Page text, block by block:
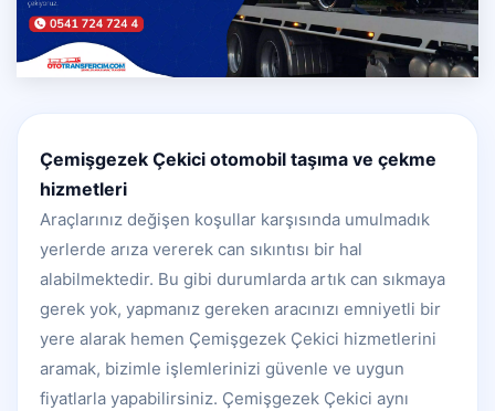
Çemişgezek Çekici otomobil taşıma ve çekme
hizmetleri
Araçlarınız değişen koşullar karşısında umulmadık
yerlerde arıza vererek can sıkıntısı bir hal
alabilmektedir. Bu gibi durumlarda artık can sıkmaya
gerek yok, yapmanız gereken aracınızı emniyetli bir
yere alarak hemen Çemişgezek Çekici hizmetlerini
aramak, bizimle işlemlerinizi güvenle ve uygun
fiyatlarla yapabilirsiniz. Çemişgezek Çekici aynı